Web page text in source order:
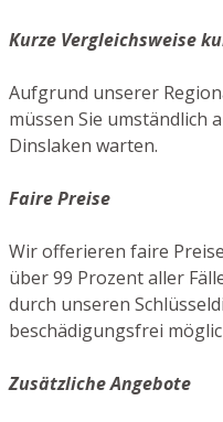
Kurze Vergleichsweise
Aufgrund unserer
müssen Sie umständlich
Dinslaken warten.
Faire Preise
Wir offerieren faire
über 99 Prozent aller
durch unseren
beschädigungsfrei
Zusätzliche Angebote